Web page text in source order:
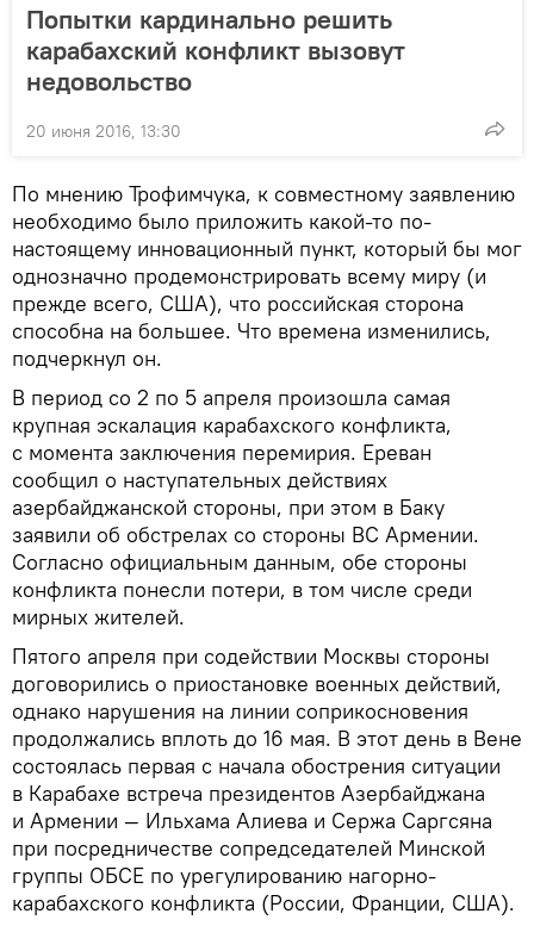
Попытки кардинально решить
карабахский конфликт вызовут
недовольство
20 июня 2016, 13:30
По мнению Трофимчука, к совместному заявлению
необходимо было приложить какой-то по-
настоящему инновационный пункт, который бы мог
однозначно продемонстрировать всему миру (и
прежде всего, США), что российская сторона
способна на большее. Что времена изменились,
подчеркнул он.
В период со 2 по 5 апреля произошла самая
крупная эскалация карабахского конфликта,
с момента заключения перемирия. Ереван
сообщил о наступательных действиях
азербайджанской стороны, при этом в Баку
заявили об обстрелах со стороны ВС Армении.
Согласно официальным данным, обе стороны
конфликта понесли потери, в том числе среди
мирных жителей.
Пятого апреля при содействии Москвы стороны
договорились о приостановке военных действий,
однако нарушения на линии соприкосновения
продолжались вплоть до 16 мая. В этот день в Вене
состоялась первая с начала обострения ситуации
в Карабахе встреча президентов Азербайджана
и Армении — Ильхама Алиева и Сержа Саргсяна
при посредничестве сопредседателей Минской
группы ОБСЕ по урегулированию нагорно-
карабахского конфликта (России, Франции, США).